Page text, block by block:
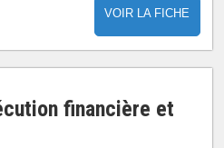
VOIR LA FICHE
financière et